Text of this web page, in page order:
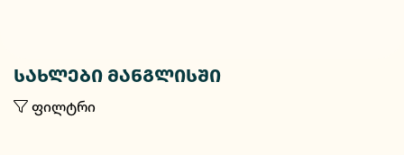
სახლები მანგლისში
ფილტრი